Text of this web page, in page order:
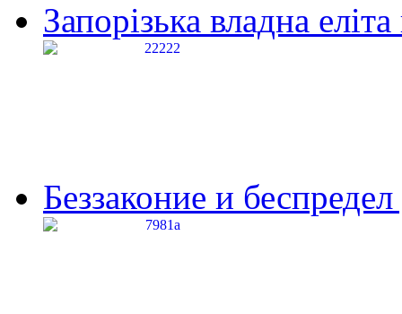
Запорізька владна
Беззаконие и